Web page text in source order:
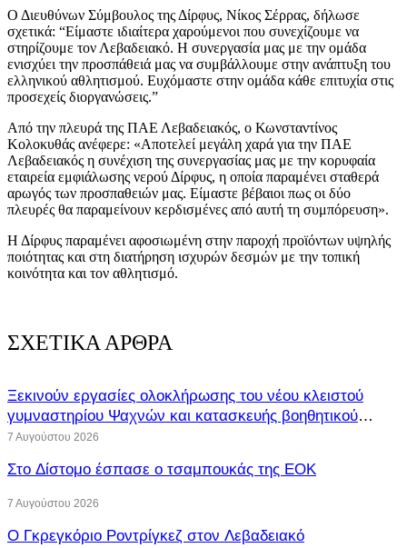
Ο Διευθύνων Σύμβουλος της Δίρφυς, Νίκος Σέρρας, δήλωσε
σχετικά: “Είμαστε ιδιαίτερα χαρούμενοι που συνεχίζουμε να
στηρίζουμε τον Λεβαδειακό. Η συνεργασία μας με την ομάδα
ενισχύει την προσπάθειά μας να συμβάλλουμε στην ανάπτυξη του
ελληνικού αθλητισμού. Ευχόμαστε στην ομάδα κάθε επιτυχία στις
προσεχείς διοργανώσεις.”
Από την πλευρά της ΠΑΕ Λεβαδειακός, ο Κωνσταντίνος
Κολοκυθάς ανέφερε: «Αποτελεί μεγάλη χαρά για την ΠΑΕ
Λεβαδειακός η συνέχιση της συνεργασίας μας με την κορυφαία
εταιρεία εμφιάλωσης νερού Δίρφυς, η οποία παραμένει σταθερά
αρωγός των προσπαθειών μας. Είμαστε βέβαιοι πως οι δύο
πλευρές θα παραμείνουν κερδισμένες από αυτή τη συμπόρευση».
Η Δίρφυς παραμένει αφοσιωμένη στην παροχή προϊόντων υψηλής
ποιότητας και στη διατήρηση ισχυρών δεσμών με την τοπική
κοινότητα και τον αθλητισμό.
ΣΧΕΤΙΚΑ ΑΡΘΡΑ
Ξεκινούν εργασίες ολοκλήρωσης του νέου κλειστού
γυμναστηρίου Ψαχνών και κατασκευής βοηθητικού
γηπέδου ποδοσφαίρου
7 Αυγούστου 2026
Στο Δίστομο έσπασε ο τσαμπουκάς της ΕΟΚ
7 Αυγούστου 2026
O Γκρεγκόριο Ροντρίγκεζ στον Λεβαδειακό